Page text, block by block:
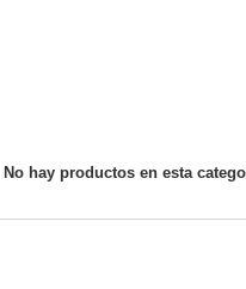
No hay productos en esta